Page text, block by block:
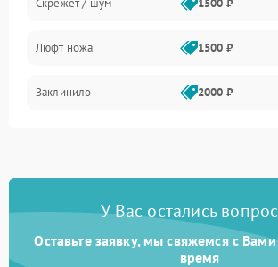
Люфт ножа 1500 ₽
Заклинило 2000 ₽
У Вас остались
Оставьте заявку, мы свяжемся с
время